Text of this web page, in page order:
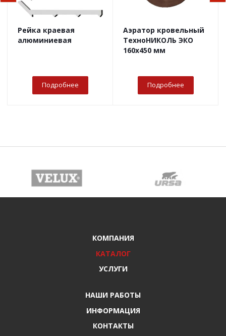
Рейка краевая
алюминиевая
Подробнее
Аэратор кровельный
ТехноНИКОЛЬ ЭКО
160х450 мм
Подробнее
КОМПАНИЯ
КАТАЛОГ
УСЛУГИ
НАШИ РАБОТЫ
ИНФОРМАЦИЯ
КОНТАКТЫ